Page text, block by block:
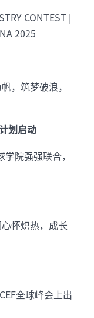
CONTEST |
2025
，筑梦破浪，
划启动
院强强联合，
怀炽热，成长
全球峰会上出